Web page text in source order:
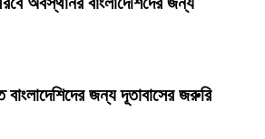
জন্য দূতাবাসের জরুরি